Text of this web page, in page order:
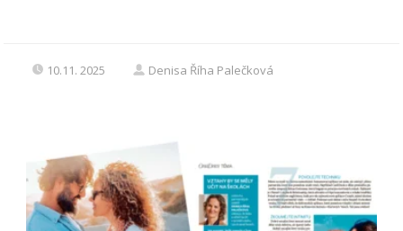
10.11. 2025 Denisa Říha Palečková